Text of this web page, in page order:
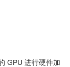
GPU 进行硬件加